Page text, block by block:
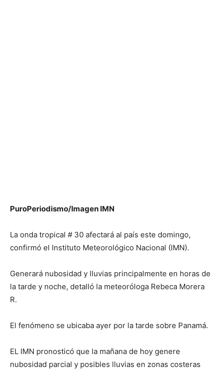
PuroPeriodismo/Imagen IMN
La onda tropical # 30 afectará al país este domingo,
confirmó el Instituto Meteorológico Nacional (IMN).
Generará nubosidad y lluvias principalmente en horas de
la tarde y noche, detalló la meteoróloga Rebeca Morera
R.
El fenómeno se ubicaba ayer por la tarde sobre Panamá.
EL IMN pronosticó que la mañana de hoy genere
nubosidad parcial y posibles lluvias en zonas costeras